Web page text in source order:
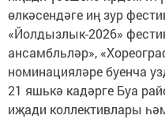
өлкәсендәге иң зур
«Йолдызлык-2026»
ансамбльләр»,
номинацияләре буенча
21 яшькә кадәрге Буа
иҗади коллективлары